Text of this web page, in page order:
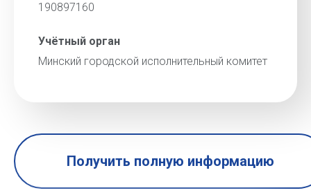
190897160
Учётный орган
Минский городской исполнительный комитет
Получить полную информацию